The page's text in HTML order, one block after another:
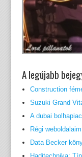
A legújabb
Construction
Suzuki Grand
A dubai
Régi
Data Becker